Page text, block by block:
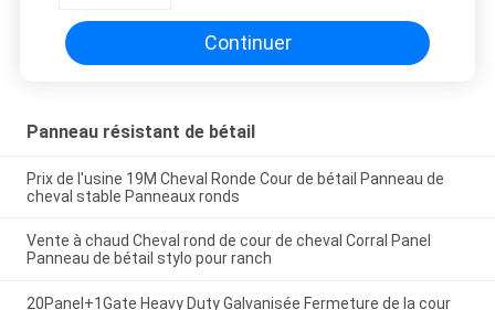
Continuer
Panneau résistant de bétail
Prix de l'usine 19M Cheval Ronde Cour de bétail Panneau de
cheval stable Panneaux ronds
Vente à chaud Cheval rond de cour de cheval Corral Panel
Panneau de bétail stylo pour ranch
20Panel+1Gate Heavy Duty Galvanisée Fermeture de la cour